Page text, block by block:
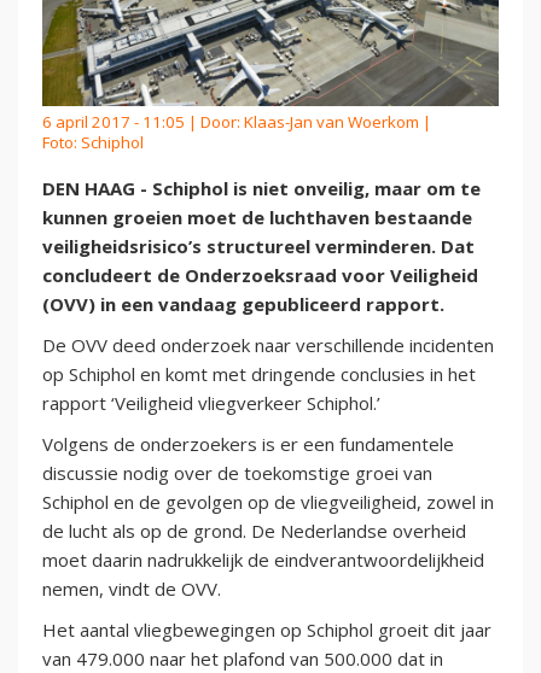
6 april 2017 - 11:05 | Door: Klaas-Jan van Woerkom |
Foto: Schiphol
DEN HAAG - Schiphol is niet onveilig, maar om te
kunnen groeien moet de luchthaven bestaande
veiligheidsrisico’s structureel verminderen. Dat
concludeert de Onderzoeksraad voor Veiligheid
(OVV) in een vandaag gepubliceerd rapport.
De OVV deed onderzoek naar verschillende incidenten
op Schiphol en komt met dringende conclusies in het
rapport ‘Veiligheid vliegverkeer Schiphol.’
Volgens de onderzoekers is er een fundamentele
discussie nodig over de toekomstige groei van
Schiphol en de gevolgen op de vliegveiligheid, zowel in
de lucht als op de grond. De Nederlandse overheid
moet daarin nadrukkelijk de eindverantwoordelijkheid
nemen, vindt de OVV.
Het aantal vliegbewegingen op Schiphol groeit dit jaar
van 479.000 naar het plafond van 500.000 dat in